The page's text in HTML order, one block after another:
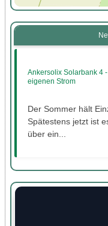
Ankersolix Solarbank 4
eigenen Strom
Der Sommer hält
Spätestens jetzt ist
über ein...